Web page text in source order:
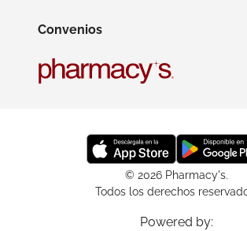
Convenios
© 2026 Pharmacy's.
Todos los derechos
Powered by: